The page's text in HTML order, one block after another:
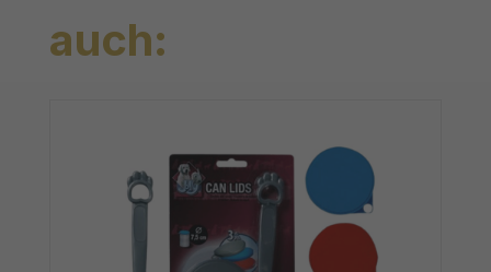
auch: